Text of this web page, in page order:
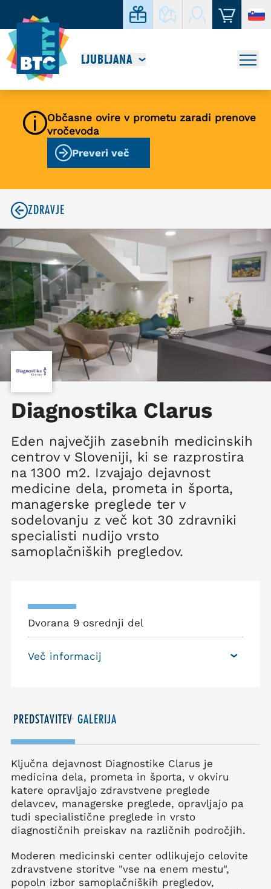
LJUBLJANA
Občasne ovire v prometu zaradi prenove
vročevoda
Preveri več
ZDRAVJE
Diagnostika Clarus
Eden največjih zasebnih medicinskih
centrov v Sloveniji, ki se razprostira
na 1300 m2. Izvajajo dejavnost
medicine dela, prometa in športa,
managerske preglede ter v
sodelovanju z več kot 30 zdravniki
specialisti nudijo vrsto
samoplačniških pregledov.
Dvorana 9 osrednji del
Več informacij
PREDSTAVITEV GALERIJA
Ključna dejavnost Diagnostike Clarus je
medicina dela, prometa in športa, v okviru
katere opravljajo zdravstvene preglede
delavcev, managerske preglede, opravljajo pa
tudi specialistične preglede in vrsto
diagnostičnih preiskav na različnih področjih.
Moderen medicinski center odlikujejo celovite
zdravstvene storitve "vse na enem mestu",
popoln izbor samoplačniških pregledov,